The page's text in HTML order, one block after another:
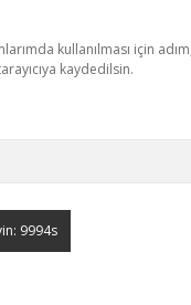
kullanılması için
kaydedilsin.